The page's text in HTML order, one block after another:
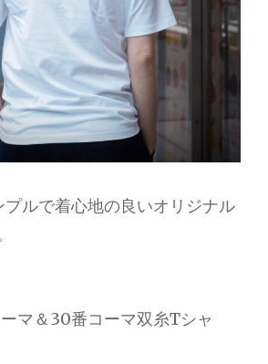
ルで着心地の良いオリジナル
マ＆30番コーマ双糸Tシャ